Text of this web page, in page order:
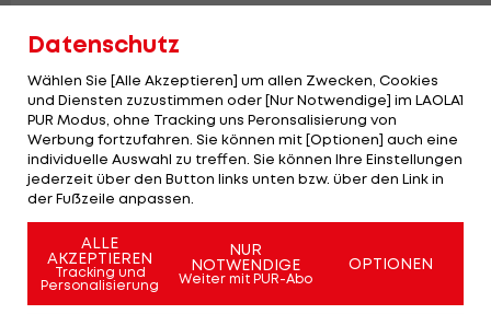
Datenschutz
Wählen Sie [Alle Akzeptieren] um allen Zwecken, Cookies
und Diensten zuzustimmen oder [Nur Notwendige] im LAOLA1
PUR Modus, ohne Tracking uns Peronsalisierung von
Werbung fortzufahren. Sie können mit [Optionen] auch eine
individuelle Auswahl zu treffen. Sie können Ihre Einstellungen
jederzeit über den Button links unten bzw. über den Link in
der Fußzeile anpassen.
ALLE
AKZEPTIEREN
Tracking und
Personalisierung
NUR
NOTWENDIGE
Weiter mit PUR-Abo
OPTIONEN